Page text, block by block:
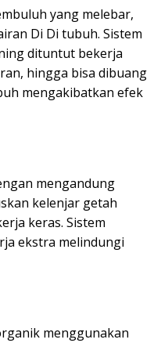
yang melebar,
Di Di tubuh. Sistem
dituntut bekerja
hingga bisa dibuang
mengakibatkan efek
mengandung
kelenjar getah
keras. Sistem
ekstra melindungi
menggunakan